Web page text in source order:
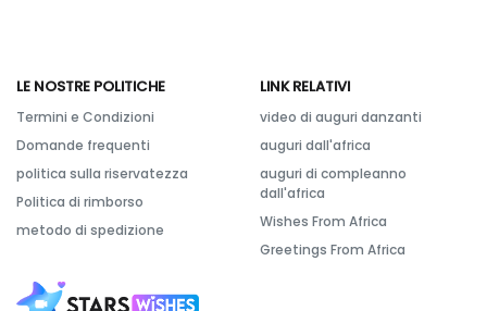
LE NOSTRE POLITICHE
Termini e Condizioni
Domande frequenti
politica sulla riservatezza
Politica di rimborso
metodo di spedizione
LINK RELATIVI
video di auguri danzanti
auguri dall'africa
auguri di compleanno
dall'africa
Wishes From Africa
Greetings From Africa